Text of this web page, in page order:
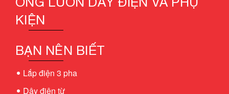
KIỆN
BẠN NÊN BIẾT
Lắp điện 3 pha
Dây điện từ